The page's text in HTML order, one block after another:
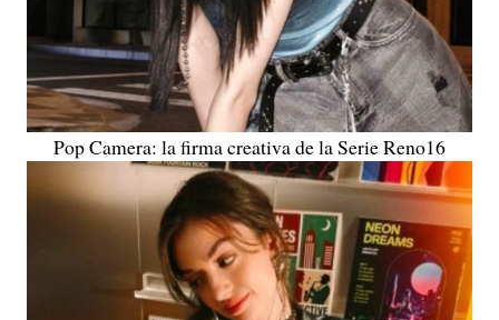
Pop Camera: la firma creativa de la Serie Reno16